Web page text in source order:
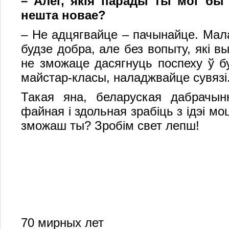
нешта новае?
– Не адцягвайце – пачынайце.
будзе добра, але без вопыту, які
не зможаце дасягнуць поспеху ў
майстар-класы, наладжвайце
Такая яна, беларуская
файная і здольная зрабіць з ідэі
зможаш ты? Зробім свет лепш!
70 мирных лет